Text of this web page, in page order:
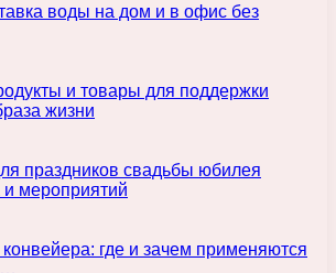
воды на дом и в офис без
и товары для поддержки
жизни
праздников свадьбы юбилея
и мероприятий
где и зачем применяются